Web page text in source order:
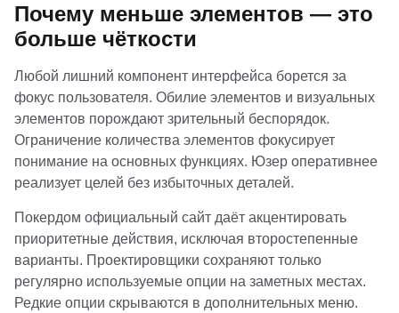
Почему меньше элементов — это
больше чёткости
Любой лишний компонент интерфейса борется за
фокус пользователя. Обилие элементов и визуальных
элементов порождают зрительный беспорядок.
Ограничение количества элементов фокусирует
понимание на основных функциях. Юзер оперативнее
реализует целей без избыточных деталей.
Покердом официальный сайт даёт акцентировать
приоритетные действия, исключая второстепенные
варианты. Проектировщики сохраняют только
регулярно используемые опции на заметных местах.
Редкие опции скрываются в дополнительных меню.